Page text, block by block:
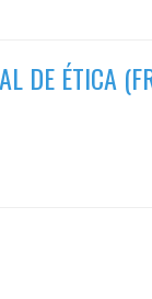
DE ÉTICA